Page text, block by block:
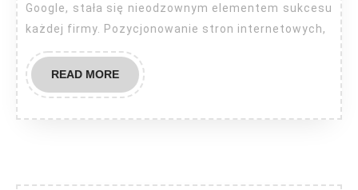
Google, stała się nieodzownym elementem sukcesu
każdej firmy. Pozycjonowanie stron internetowych,
READ MOREREAD
MORE